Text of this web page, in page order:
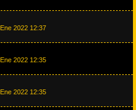
2022 12:37
2022 12:35
2022 12:35